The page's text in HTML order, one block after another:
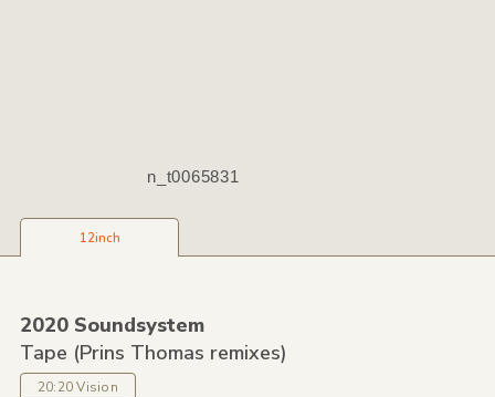
n_t0065831
12inch
2020 Soundsystem
Tape (Prins Thomas remixes)
20:20 Vision